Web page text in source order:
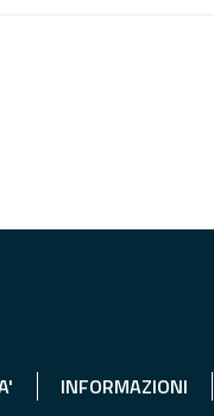
INFORMAZIONI